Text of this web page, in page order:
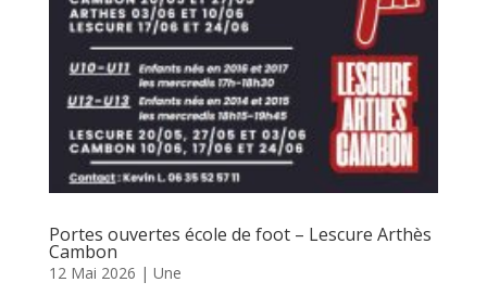
Portes ouvertes école de foot – Lescure Arthès
Cambon
12 Mai 2026 | Une